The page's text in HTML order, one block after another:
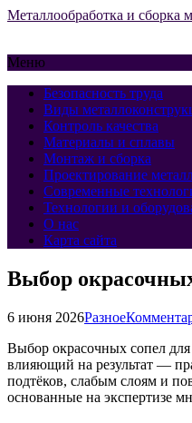
Металлообработка и сборка
Меню
Безопасность труда
Виды
Контроль качества
Материалы и сплавы
Монтаж и сборка
Проектирование
Современные
Технологии и
О нас
Карта сайта
Выбор
6 июня 2026Разное
Выбор окрасочных сопел
влияющий на результат —
подтёков, слабым слоям и
основанные на экспертизе